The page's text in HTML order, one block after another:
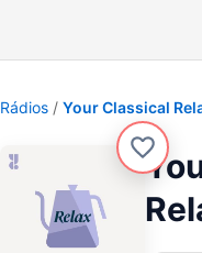
Rádios Your Classical